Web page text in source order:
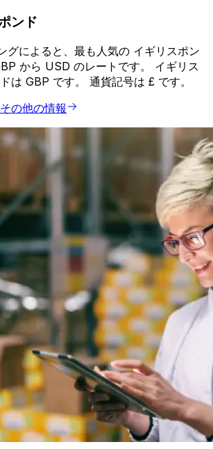
ンド
グによると、最も人気の イギリスポン
から USD のレートです。 イギリス
は GBP です。 通貨記号は £ です。
の他の情報